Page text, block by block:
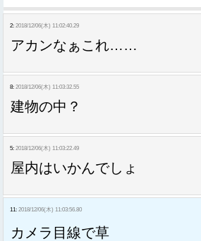
2: 2018/12/06(木) 11:02:40.29
アカンなぁこれ……
8: 2018/12/06(木) 11:03:32.55
建物の中？
5: 2018/12/06(木) 11:03:22.49
屋内はいかんでしょ
11: 2018/12/06(木) 11:03:56.80
カメラ目線で草